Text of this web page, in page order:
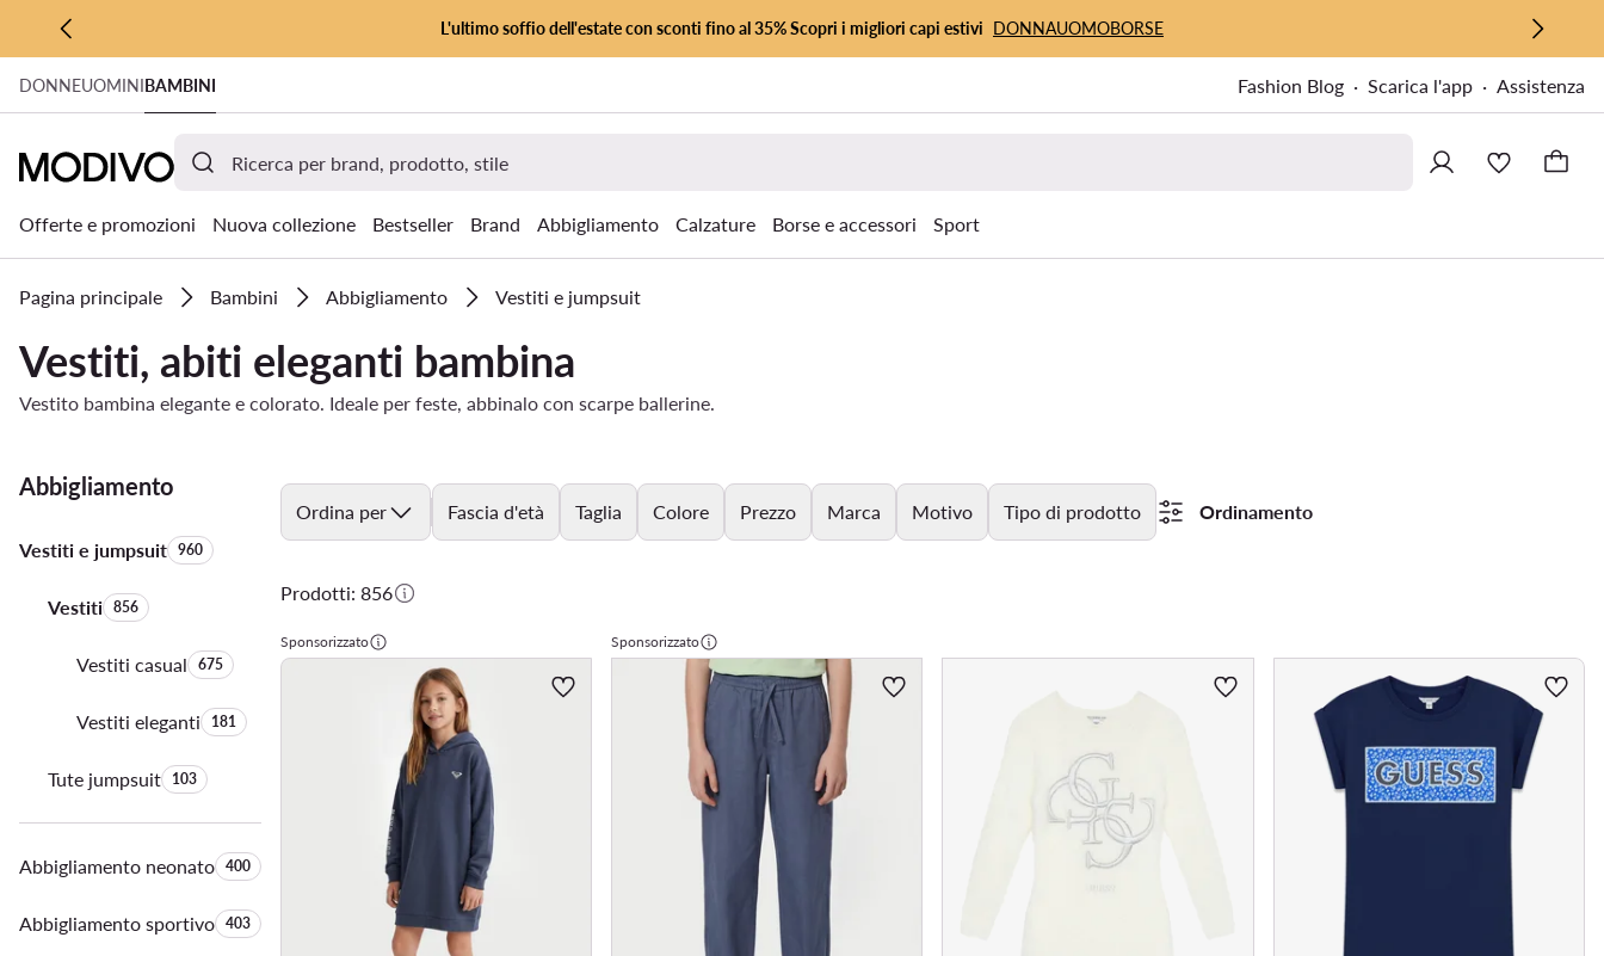
VAI AL CONTENUTO PRINCIPALE
VAI ALLA RICERCA
L'ultimo soffio dell'estate con sconti fino al 35% Scopri i migliori capi estivi DONNAUOMOBORSE
DONNEUOMINIBAMBINI Fashion Blog Scarica l'app Assistenza
Offerte e promozioni Nuova collezione Bestseller Brand Abbigliamento Calzature Borse e accessori Sport
Pagina principale Bambini Abbigliamento Vestiti e jumpsuit
Vestiti, abiti eleganti bambina
Vestito bambina elegante e colorato. Ideale per feste, abbinalo con scarpe ballerine.
Abbigliamento
Vestiti e jumpsuitQuantità di prodotti:
960
VestitiQuantità di prodotti:
856
Vestiti casualQuantità di prodotti:
675
Vestiti elegantiQuantità di prodotti:
181
Tute jumpsuitQuantità di prodotti:
103
Abbigliamento neonatoQuantità di prodotti:
400
Abbigliamento sportivoQuantità di prodotti:
403
Ordina per Fascia d'età Taglia Colore Prezzo Marca Motivo Tipo di prodotto Ordinamento
Prodotti: 856
Sponsorizzato Sponsorizzato